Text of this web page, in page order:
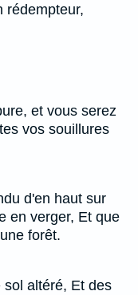
rédempteur,
et vous serez
vos souillures
d'en haut sur
en verger, Et que
forêt.
altéré, Et des